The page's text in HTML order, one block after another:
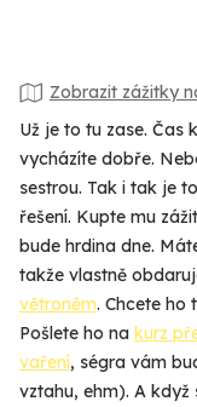
Zobrazit zážitky
Už je to tu zase. Čas
vycházíte dobře.
sestrou. Tak i tak je
řešení. Kupte mu
bude hrdina dne.
takže vlastně
větroněm. Chcete ho
Pošlete ho na kurz
vaření, ségra vám
vztahu, ehm). A když